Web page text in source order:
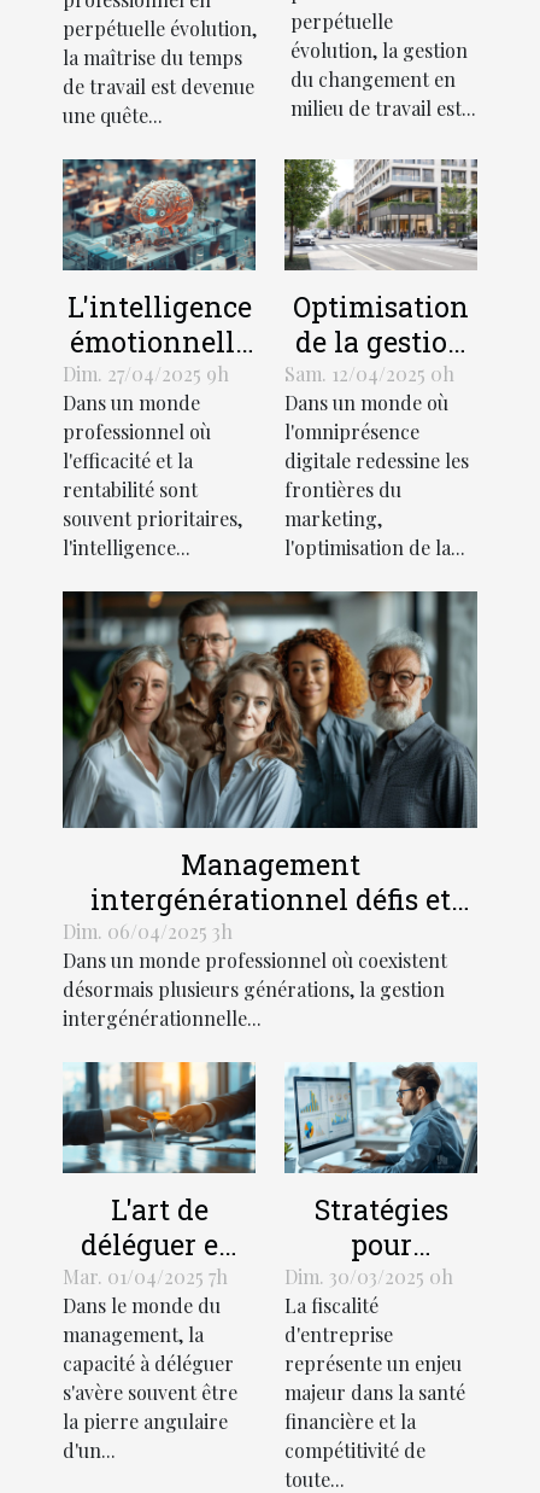
méthodologies
innovantes
pour booster la
productivité
perpétuelle évolution,
la maîtrise du temps
de travail est devenue
une quête...
techniques
pour une
transition en
douceur
perpétuelle
évolution, la gestion
du changement en
milieu de travail est...
L'intelligence
émotionnelle
au service du
management
comment
l'appliquer
efficacement
Dim. 27/04/2025 9h
Dans un monde
professionnel où
l'efficacité et la
rentabilité sont
souvent prioritaires,
l'intelligence...
Optimisation
de la gestion
de sites
multiples
pour
renforcer
l'identité de
marque
Sam. 12/04/2025 0h
Dans un monde où
l'omniprésence
digitale redessine les
frontières du
marketing,
l'optimisation de la...
Management
intergénérationnel défis et
solutions pour une
collaboration harmonieuse
Dim. 06/04/2025 3h
Dans un monde professionnel où coexistent
désormais plusieurs générations, la gestion
intergénérationnelle...
L'art de
déléguer en
management
les clés pour
un leadership
efficace et une
équipe
autonome
Mar. 01/04/2025 7h
Dans le monde du
management, la
capacité à déléguer
s'avère souvent être
la pierre angulaire
d'un...
Stratégies
pour
optimiser la
gestion fiscale
des
entreprises
Dim. 30/03/2025 0h
La fiscalité
d'entreprise
représente un enjeu
majeur dans la santé
financière et la
compétitivité de
toute...